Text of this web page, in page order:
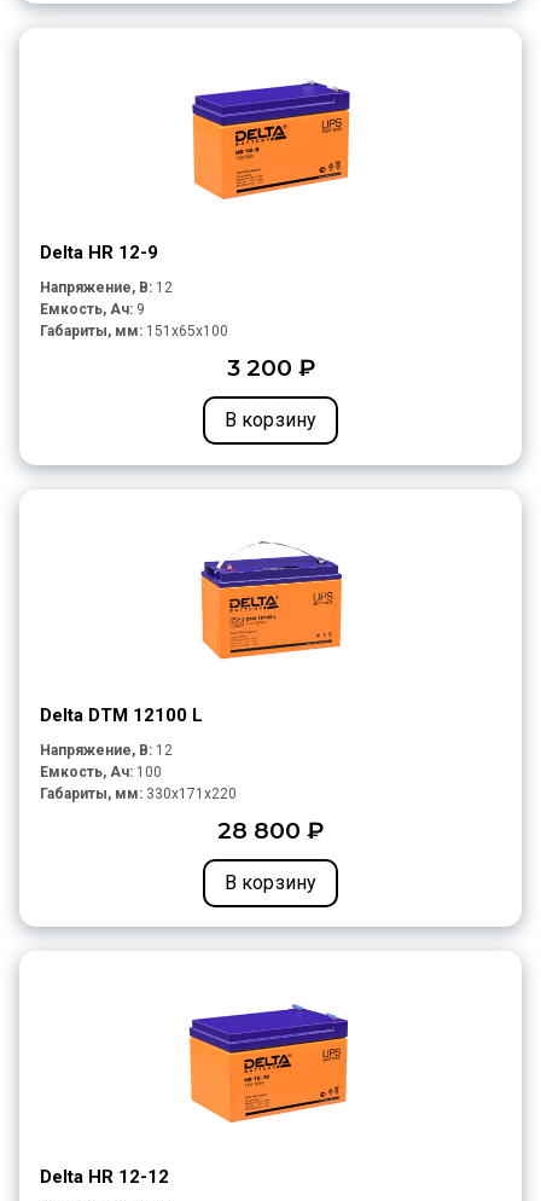
Delta HR 12-9
Напряжение, В: 12
Емкость, Ач: 9
Габариты, мм: 151x65x100
3 200 ₽
В корзину
Delta DTM 12100 L
Напряжение, В: 12
Емкость, Ач: 100
Габариты, мм: 330x171x220
28 800 ₽
В корзину
Delta HR 12-12